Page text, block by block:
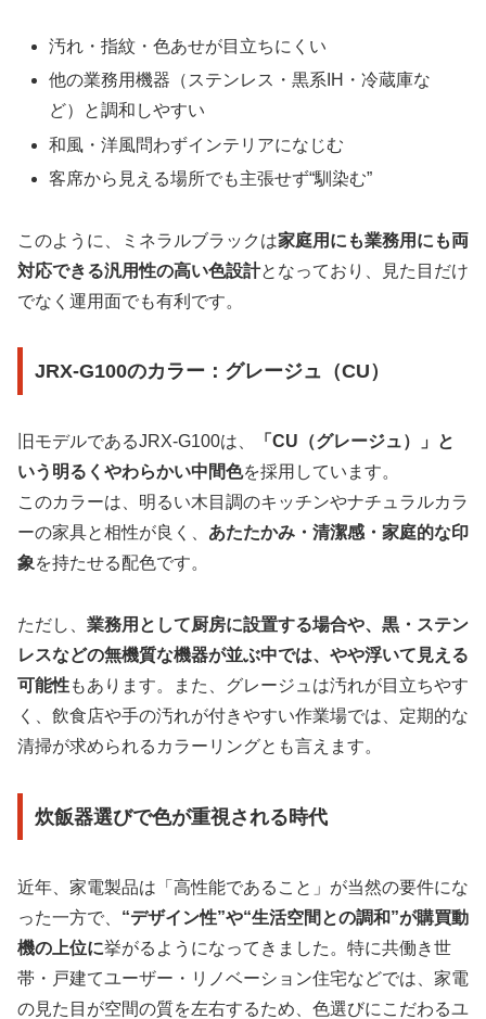
汚れ・指紋・色あせが目立ちにくい
他の業務用機器（ステンレス・黒系IH・冷蔵庫な
ど）と調和しやすい
和風・洋風問わずインテリアになじむ
客席から見える場所でも主張せず“馴染む”
このように、ミネラルブラックは家庭用にも業務用にも両
対応できる汎用性の高い色設計となっており、見た目だけ
でなく運用面でも有利です。
JRX-G100のカラー：グレージュ（CU）
旧モデルであるJRX-G100は、
「CU（グレージュ）」と
いう明るくやわらかい中間色を採用しています。
このカラーは、明るい木目調のキッチンやナチュラルカラ
ーの家具と相性が良く、 あたたかみ・清潔感・家庭的な印
象を持たせる配色です。
ただし、 業務用として厨房に設置する場合や、黒・ステン
レスなどの無機質な機器が並ぶ中では、やや浮いて見える
可能性もあります。また、グレージュは汚れが目立ちやす
く、飲食店や手の汚れが付きやすい作業場では、定期的な
清掃が求められるカラーリングとも言えます。
炊飯器選びで色が重視される時代
近年、家電製品は「高性能であること」が当然の要件にな
った一方で、 “デザイン性”や“生活空間との調和”が購買動
機の上位に挙がるようになってきました。特に共働き世
帯・戸建てユーザー・リノベーション住宅などでは、家電
の見た目が空間の質を左右するため、色選びにこだわるユ